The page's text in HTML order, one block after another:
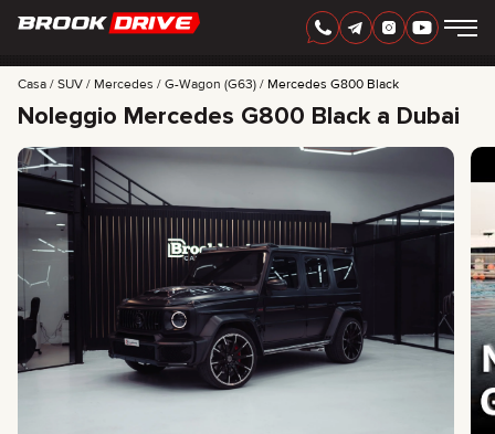
AED
MARCHI
PERIODO DI NOLEGGIO
MIGLIORI OFFERTE
CERTIFICATES
RECENSIONI
CONTATTI
COLLABORAZIONE
NOLEGGIA E DIVENTA TUO
971 52 193 88 88
+ 7 925 283 88 88
Casa SUV Mercedes G-Wagon (G63) Mercedes G800 Black
Noleggio Mercedes G800 Black a Dubai